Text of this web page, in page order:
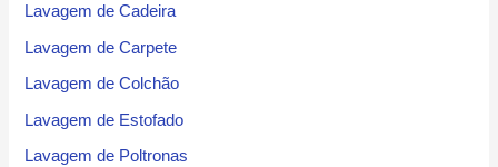
Lavagem de Cadeira
Lavagem de Carpete
Lavagem de Colchão
Lavagem de Estofado
Lavagem de Poltronas